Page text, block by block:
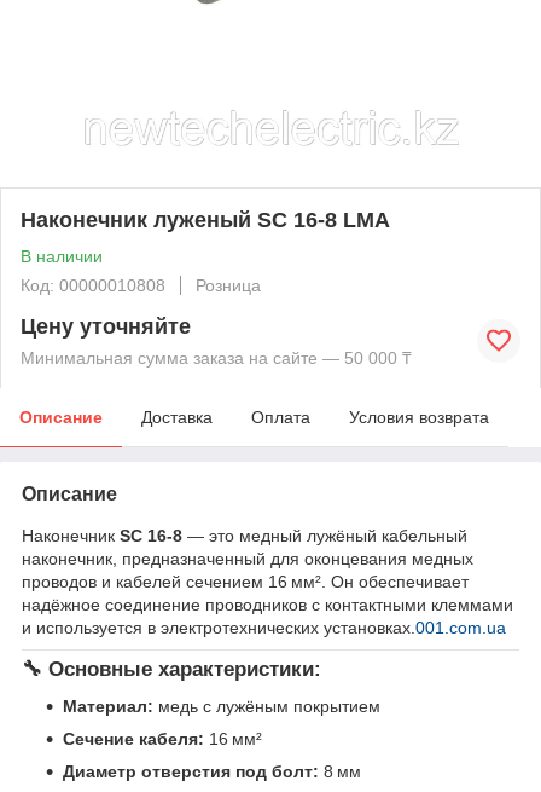
Наконечник луженый SC 16-8 LMA
В наличии
Код: 00000010808
Розница
Цену уточняйте
Минимальная сумма заказа на сайте — 50 000 ₸
Описание Доставка Оплата Условия возврата
Описание
Наконечник SC 16-8 — это медный лужёный кабельный
наконечник, предназначенный для оконцевания медных
проводов и кабелей сечением 16 мм². Он обеспечивает
надёжное соединение проводников с контактными клеммами
и используется в электротехнических установках. 001.com.ua
🔧 Основные характеристики:
Материал: медь с лужёным покрытием
Сечение кабеля: 16 мм²
Диаметр отверстия под болт: 8 мм